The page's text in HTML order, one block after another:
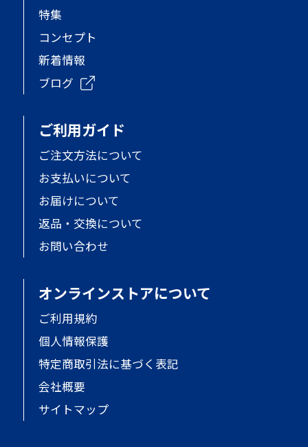
特集
コンセプト
新着情報
ブログ
ご利用ガイド
ご注文方法について
お支払いについて
お届けについて
返品・交換について
お問い合わせ
オンラインストアについて
ご利用規約
個人情報保護
特定商取引法に基づく表記
会社概要
サイトマップ